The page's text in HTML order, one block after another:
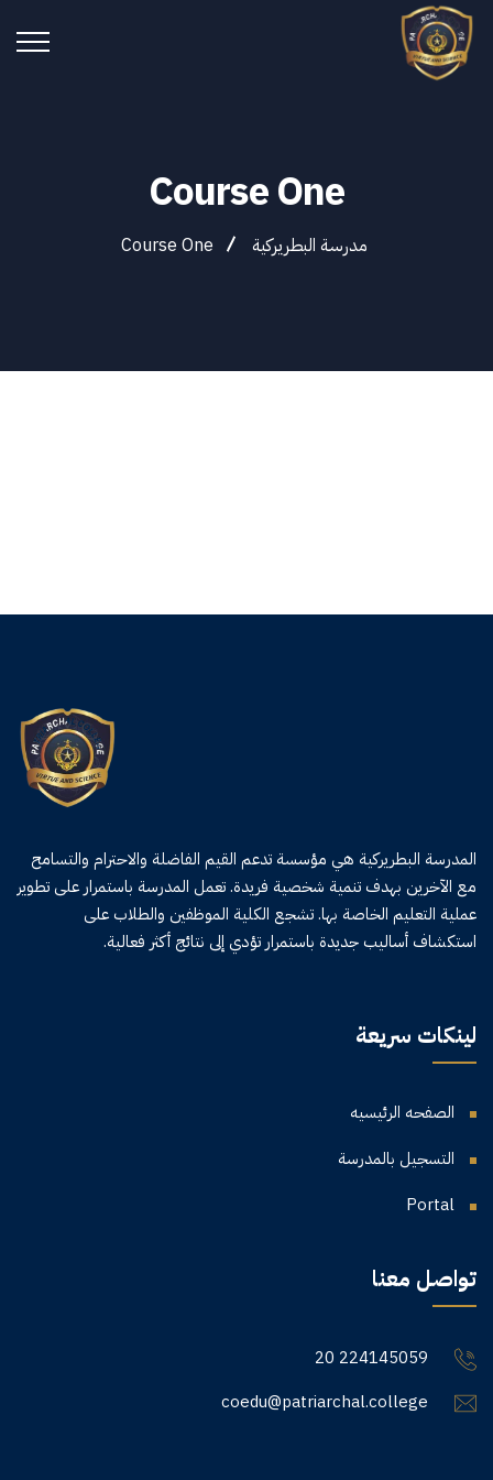
Course One
مدرسة البطريركية Course One
المدرسة البطريركية هي مؤسسة تدعم القيم الفاضلة والاحترام والتسامح
مع الآخرين بهدف تنمية شخصية فريدة. تعمل المدرسة باستمرار على تطوير
عملية التعليم الخاصة بها. تشجع الكلية الموظفين والطلاب على
استكشاف أساليب جديدة باستمرار تؤدي إلى نتائج أكثر فعالية.
لينكات سريعة
الصفحه الرئيسيه
التسجيل بالمدرسة
Portal
تواصل معنا
20 224145059
coedu@patriarchal.college